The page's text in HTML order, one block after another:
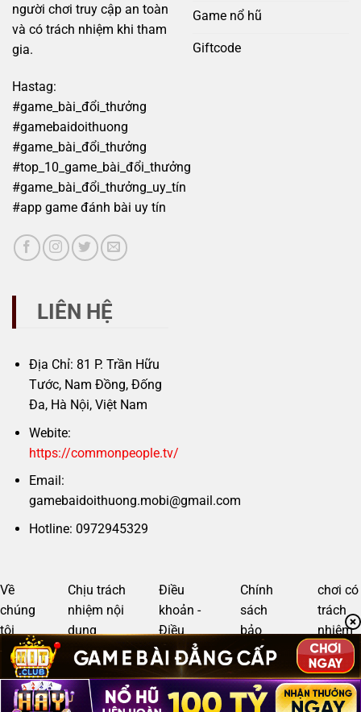
người chơi truy cập an toàn
và có trách nhiệm khi tham
gia.
Hastag:
#game_bài_đổi_thưởng
#gamebaidoithuong
#game_bài_đổi_thưởng
#top_10_game_bài_đổi_thưởng
#game_bài_đổi_thưởng_uy_tín
#app game đánh bài uy tín
Game nổ hũ
Giftcode
LIÊN HỆ
Địa Chỉ: 81 P. Trần Hữu
Tước, Nam Đồng, Đống
Đa, Hà Nội, Việt Nam
Webite:
https://commonpeople.tv/
Email:
gamebaidoithuong.mobi@gmail.com
Hotline: 0972945329
Về
chúng
tôi
Chịu trách
nhiệm nội
dung
Điều
khoản -
Điều
kiện
Chính
sách
bảo
mật
chơi có
trách
nhiệm
Copyright 2026 © gamebaidoithuong.mobi